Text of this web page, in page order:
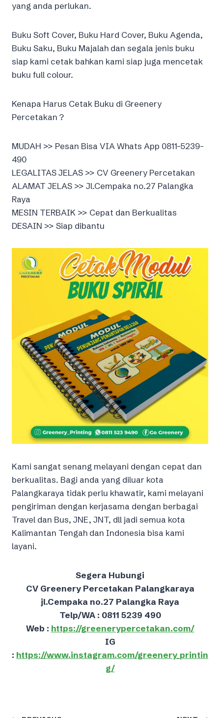
yang anda perlukan.
Buku Soft Cover, Buku Hard Cover, Buku Agenda,
Buku Saku, Buku Majalah dan segala jenis buku
siap kami cetak bahkan kami siap juga mencetak
buku full colour.
Kenapa Harus Cetak Buku di Greenery
Percetakan ?
MUDAH >> Pesan Bisa VIA Whats App 0811-5239-
490
LEGALITAS JELAS >> CV Greenery Percetakan
ALAMAT JELAS >> Jl.Cempaka no.27 Palangka
Raya
MESIN TERBAIK >> Cepat dan Berkualitas
DESAIN >> Siap dibantu
Kami sangat senang melayani dengan cepat dan
berkualitas. Bagi anda yang diluar kota
Palangkaraya tidak perlu khawatir, kami melayani
pengiriman dengan kerjasama dengan berbagai
Travel dan Bus, JNE, JNT, dll jadi semua kota
Kalimantan Tengah dan Indonesia bisa kami
layani.
Segera Hubungi
CV Greenery Percetakan Palangkaraya
jl.Cempaka no.27 Palangka Raya
Telp/WA : 0811 5239 490
Web : https://greenerypercetakan.com/
IG
: https://www.instagram.com/greenery_printin
g/